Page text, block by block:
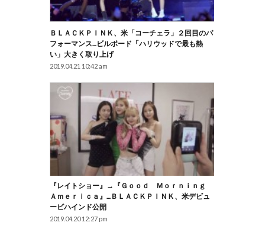
ＢＬＡＣＫＰＩＮＫ、米「コーチェラ」２回目のパ
フォーマンス…ビルボード「ハリウッドで最も熱
い」大きく取り上げ
2019.04.21 10:42 am
『レイトショー』→『Ｇｏｏｄ Ｍｏｒｎｉｎｇ
Ａｍｅｒｉｃａ』…ＢＬＡＣＫＰＩＮＫ、米デビュ
ービハインド公開
2019.04.20 12:27 pm